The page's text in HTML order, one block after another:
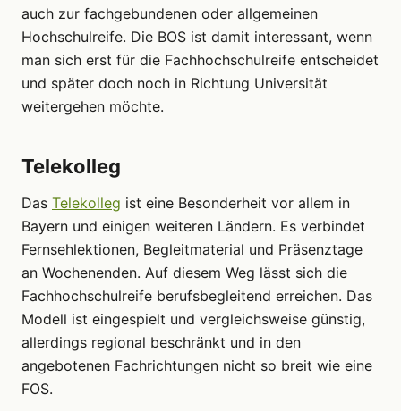
auch zur fachgebundenen oder allgemeinen
Hochschulreife. Die BOS ist damit interessant, wenn
man sich erst für die Fachhochschulreife entscheidet
und später doch noch in Richtung Universität
weitergehen möchte.
Telekolleg
Das Telekolleg ist eine Besonderheit vor allem in
Bayern und einigen weiteren Ländern. Es verbindet
Fernsehlektionen, Begleitmaterial und Präsenztage
an Wochenenden. Auf diesem Weg lässt sich die
Fachhochschulreife berufsbegleitend erreichen. Das
Modell ist eingespielt und vergleichsweise günstig,
allerdings regional beschränkt und in den
angebotenen Fachrichtungen nicht so breit wie eine
FOS.